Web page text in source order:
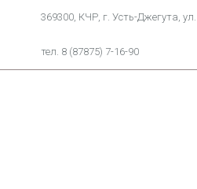
369300, КЧР, г. Усть-Джегута,
тел. 8 (87875) 7-16-90